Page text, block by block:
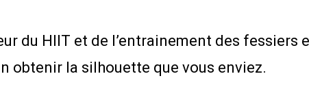
du HIIT et de l’entrainement des
obtenir la silhouette que vous enviez.